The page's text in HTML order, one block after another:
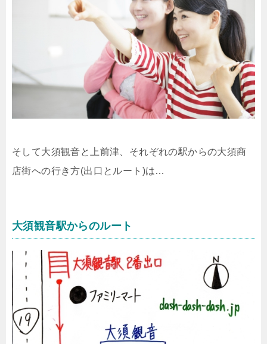
そして大須観音と上前津、それぞれの駅からの大須商
店街への行き方(出口とルート)は…
大須観音駅からのルート